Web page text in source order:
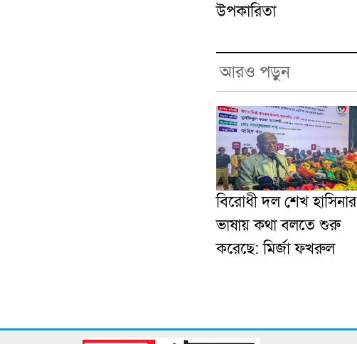
উপকারিতা
আরও পড়ুন
বিরোধী দল শেখ হাসিনার
ভাষায় কথা বলতে শুরু
করেছে: মির্জা ফখরুল